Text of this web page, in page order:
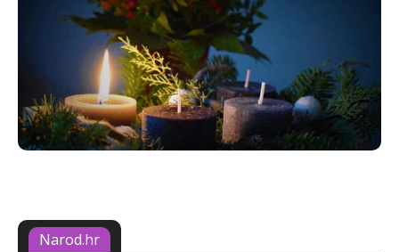
Narod.hr